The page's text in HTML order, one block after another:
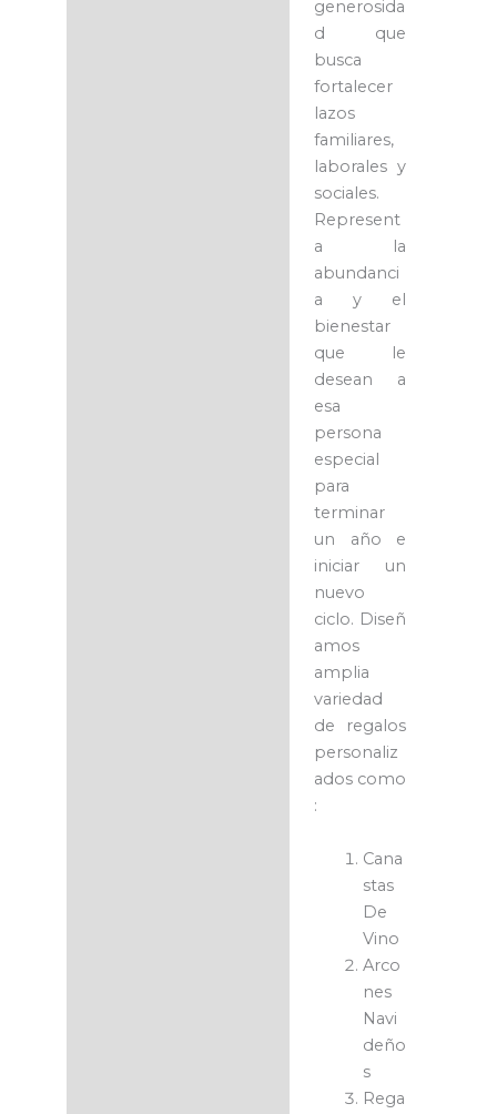
generosida
d que
busca
fortalecer
lazos
familiares,
laborales y
sociales.
Represent
a la
abundanci
a y el
bienestar
que le
desean a
esa
persona
especial
para
terminar
un año e
iniciar un
nuevo
ciclo. Diseñ
amos
amplia
variedad
de regalos
personaliz
ados como
:
Cana
stas
De
Vino
Arco
nes
Navi
deño
s
Rega